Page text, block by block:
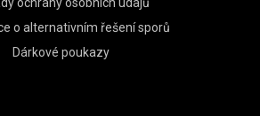
o alternativním řešení sporů
Dárkové poukazy